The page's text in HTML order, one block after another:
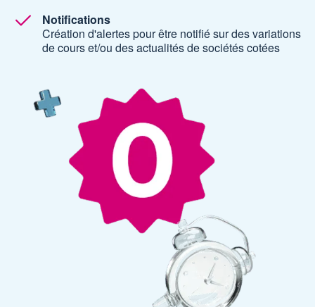
Notifications
Création d'alertes pour être notifié sur des variations
de cours et/ou des actualités de sociétés cotées